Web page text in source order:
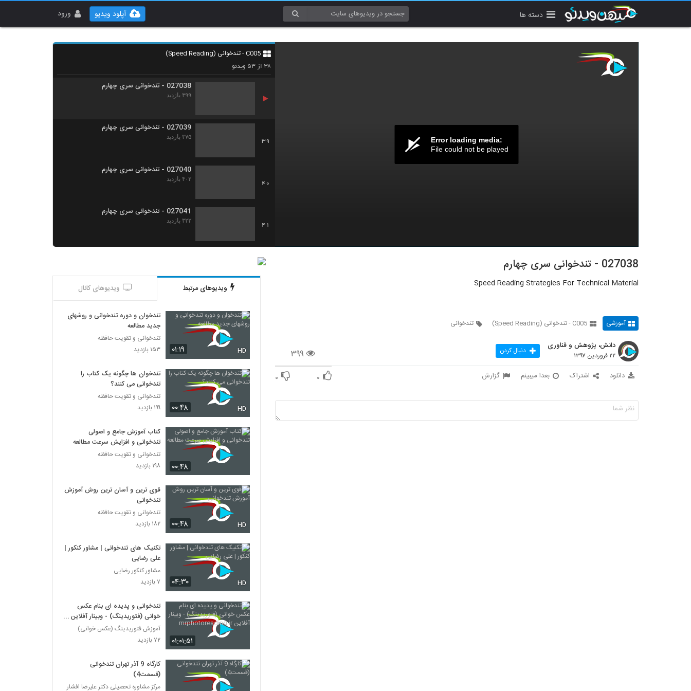
دسته ها ورود آپلود ویدیو
Error loading media:
File could not be played
C005 - تندخوانی (Speed Reading)
۳۸از ۵۳ ویدئو
37
027037 - تندخوانی سری چهارم
۳۹۲ بازدید
027038 - تندخوانی سری چهارم
۳۹۹ بازدید
39
027039 - تندخوانی سری چهارم
۳۷۵ بازدید
40
027040 - تندخوانی سری چهارم
۴۰۲ بازدید
41
027041 - تندخوانی سری چهارم
۳۲۲ بازدید
42
027043 - تندخوانی سری چهارم
027044 - تندخوانی سری چهارم
۴۴۲ بازدید
027045 - تندخوانی سری چهارم
۴۲۰ بازدید
۴۲۰ بازدید
027047 - تندخوانی سری چهارم
۴۰۶ بازدید
027048 - تندخوانی سری چهارم
027049 - تندخوانی سری چهارم
۴۳۳ بازدید
027050 - تندخوانی سری چهارم
۴۲۳ بازدید
027052 - تندخوانی سری چهارم
۴۴۷ بازدید
027038 - تندخوانی سری چهارم
Speed Reading Strategies For Technical Material
آموزشی C005 - تندخوانی (Speed Reading) تندخوانی
۳۹۹
دانش، پژوهش و فناوری
۲۲ فروردین ۱۳۹۷ دنبال کردن
دانلود اشتراک بعدا میبینم گزارش ۰ ۰
ویدیوهای مرتبط ویدیوهای کانال
۰۱:۱۹ HD
تندخوان و دوره تندخوانی و روشهای
جدید مطالعه
تندخوانی و تقویت حافظه
۱۵۳ بازدید
۰۰:۴۸ HD
تندخوان ها چگونه یک کتاب را
تندخوانی می کنند؟
تندخوانی و تقویت حافظه
۱۹۹ بازدید
۰۰:۴۸
کتاب آموزش جامع و اصولی
تندخوانی و افزایش سرعت مطالعه
تندخوانی و تقویت حافظه
۱۹۸ بازدید
۰۰:۴۸ HD
قوی ترین و آسان ترین روش آموزش
تندخوانی
تندخوانی و تقویت حافظه
۱۸۲ بازدید
۰۴:۳۰ HD
تکنیک های تندخوانی | مشاور کنکور |
علی رضایی
مشاور کنکور رضایی
۷ بازدید
۰۱:۰۱:۵۱
تندخوانی و پدیده ای بنام عکس
خوانی (فتوریدینگ) - وبینار آفلاین
mrphotoreading.ir
آموزش فتوریدینگ (عکس خوانی)
۷۲ بازدید
کارگاه 9 آذر تهران تندخوانی
(قسمت4)
مرکز مشاوره تحصیلی دکتر علیرضا افشار